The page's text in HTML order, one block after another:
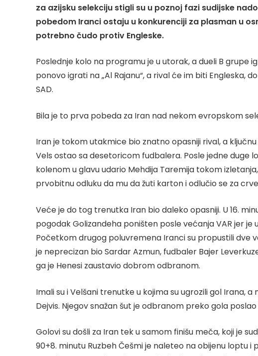
za azijsku selekciju stigli su u poznoj fazi sudijske
pobedom Iranci ostaju u konkurenciji za plasman u
potrebno čudo protiv Engleske.
Poslednje kolo na programu je u utorak, a dueli B grupe
ponovo igrati na „Al Rajanu“, a rival će im biti Engleska,
SAD.
Bila je to prva pobeda za Iran nad nekom evropskom
Iran je tokom utakmice bio znatno opasniji rival, a
Vels ostao sa desetoricom fudbalera. Posle jedne duge
kolenom u glavu udario Mehdija Taremija tokom
prvobitnu odluku da mu da žuti karton i odlučio se za
Veće je do tog trenutka Iran bio daleko opasniji. U 16.
pogodak Golizandeha poništen posle većanja VAR jer
Početkom drugog poluvremena Iranci su propustili dve
je neprecizan bio Sardar Azmun, fudbaler Bajer
ga je Henesi zaustavio dobrom odbranom.
Imali su i Velšani trenutke u kojima su ugrozili gol Irana,
Dejvis. Njegov snažan šut je odbranom preko gola
Golovi su došli za Iran tek u samom finišu meča, koji je
90+8. minutu Ruzbeh Češmi je naleteo na obijenu loptu